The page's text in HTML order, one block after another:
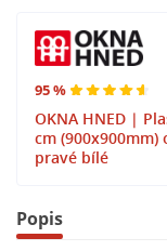
95 %
OKNA HNED |
cm
pravé bílé
Popis